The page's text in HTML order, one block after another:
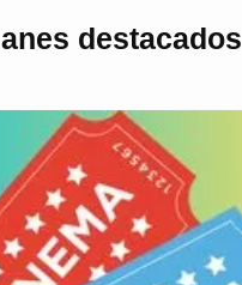
destacados